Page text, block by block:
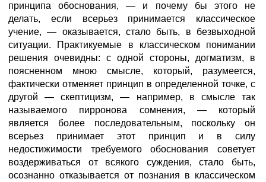
принципа обоснования, — и почему бы этого не
делать, если всерьез принимается классическое
учение, — оказывается, стало быть, в безвыходной
ситуации. Практикуемые в классическом понимании
решения очевидны: с одной стороны, догматизм, в
поясненном мною смысле, который, разумеется,
фактически отменяет принцип в определенной точке, с
другой — скептицизм, — например, в смысле так
называемого пирронова сомнения, — который
является более последовательным, поскольку он
всерьез принимает этот принцип и в силу
недостижимости требуемого обоснования советует
воздерживаться от всякого суждения, стало быть,
осознанно отказывается от познания в классическом